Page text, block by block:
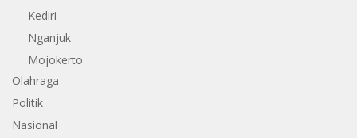
Kediri
Nganjuk
Mojokerto
Olahraga
Politik
Nasional